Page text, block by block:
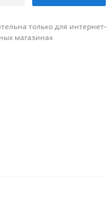
только для
магазинах